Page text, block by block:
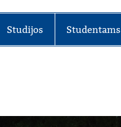
Studijos Studentams